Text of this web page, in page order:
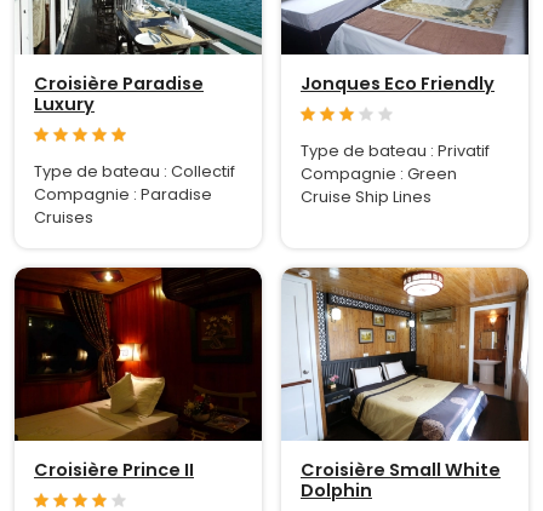
Croisière Paradise
Luxury
Type de bateau : Collectif
Compagnie : Paradise
Cruises
Jonques Eco Friendly
Type de bateau : Privatif
Compagnie : Green
Cruise Ship Lines
Croisière Prince II
Croisière Small White
Dolphin